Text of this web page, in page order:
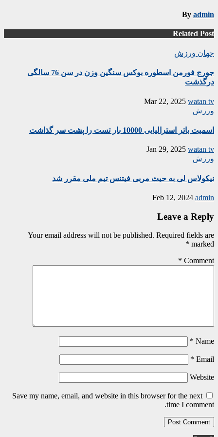
By admin
Related Post
جهان ورزش
جورج فورمن اسطوره بوکس سنگین وزن در سن 76 سالگی
درگذشت
Mar 22, 2025 watan tv
ورزش
اسمیت باتر استرالیایی 10000 بار تست را پشت سر گذاشت
Jan 29, 2025 watan tv
ورزش
نیکولاس لی به حیث مربی فیتنس تیم ملی مقرر شد
Feb 12, 2024 admin
Leave a Reply
Your email address will not be published. Required fields are
marked
*
Comment
*
Name
*
Email
*
Website
Save my name, email, and website in this browser for the next
time I comment.